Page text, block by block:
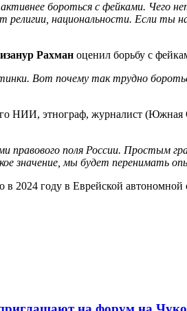
бороться с фейками. Чего
национальности. Если ты
Рахман оценил борьбу с
Вот почему так трудно
НИИ, этнограф, журналист (Южная
правового поля России.
значение, мы будет перенимать
2024 году в Еврейской